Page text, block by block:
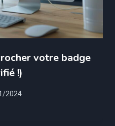
votre badge
!)
2024